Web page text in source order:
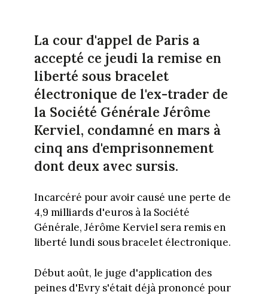
La cour d'appel de Paris a
accepté ce jeudi la remise en
liberté sous bracelet
électronique de l'ex-trader de
la Société Générale Jérôme
Kerviel, condamné en mars à
cinq ans d'emprisonnement
dont deux avec sursis.
Incarcéré pour avoir causé une perte de
4,9 milliards d'euros à la Société
Générale, Jérôme Kerviel sera remis en
liberté lundi sous bracelet électronique.
Début août, le juge d'application des
peines d'Evry s'était déjà prononcé pour